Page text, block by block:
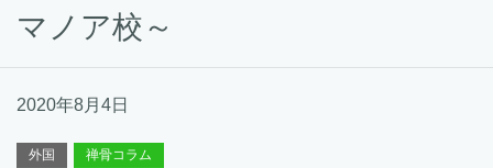
マノア校～
2020年8月4日
外国 禅骨コラム